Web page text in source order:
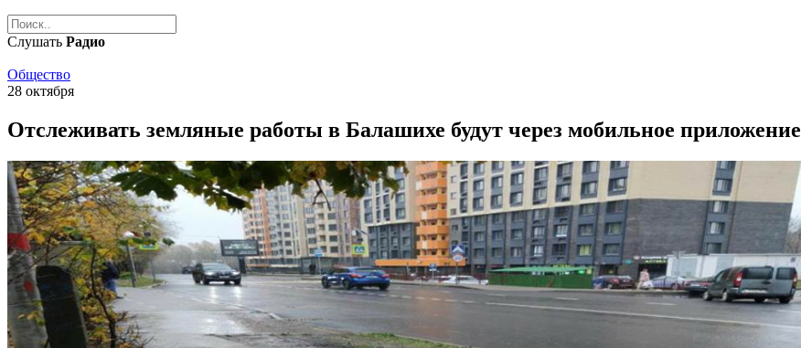
Слушать Радио
Общество
28 октября
Отслеживать земляные работы в Балашихе будут через мобильное приложение